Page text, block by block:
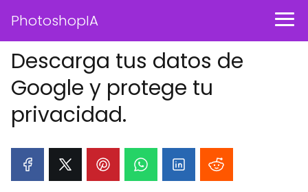
PhotoshopIA
Descarga tus datos de
Google y protege tu
privacidad.